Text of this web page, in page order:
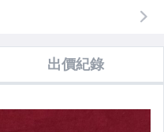
出價紀錄